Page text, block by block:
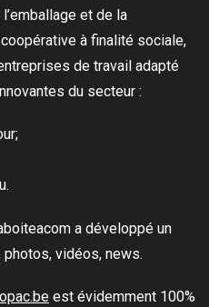
et de la
à finalité sociale,
de travail adapté
du secteur :
a développé un
vidéos, news.
est évidemment 100%